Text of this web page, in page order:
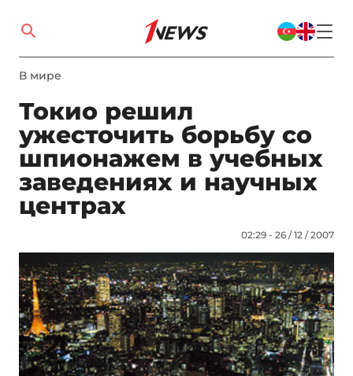
В мире
Токио решил
ужесточить борьбу со
шпионажем в учебных
заведениях и научных
центрах
02:29 - 26 / 12 / 2007